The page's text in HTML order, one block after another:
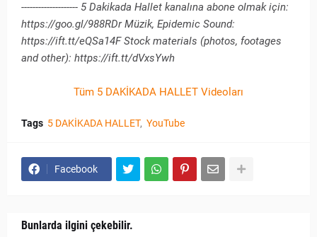
-------------------- 5 Dakikada Hallet kanalına abone olmak için:
https://goo.gl/988RDr Müzik, Epidemic Sound:
https://ift.tt/eQSa14F Stock materials (photos, footages
and other): https://ift.tt/dVxsYwh
Tüm 5 DAKİKADA HALLET Videoları
Tags 5 DAKİKADA HALLET YouTube
Facebook
Bunlarda ilgini çekebilir.